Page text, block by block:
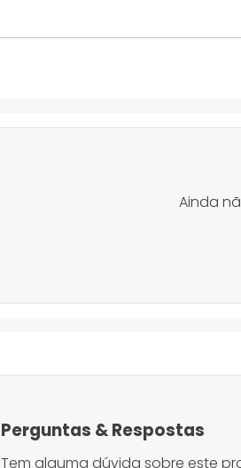
Ainda
Perguntas &Respostas
Tem alguma dúvida sobre este